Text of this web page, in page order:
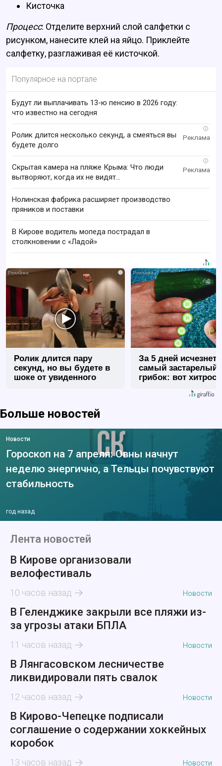
Кисточка
Процесс: Отделите верхний слой салфетки с
рисунком, нанесите клей на яйцо. Приклейте
салфетку, разглаживая её кисточкой.
Популярное на портале
Будут ли выплачивать 13-ю пенсию в 2026 году:
что известно на сегодня
i
Ролик длится несколько секунд, а смеяться вы
будете долго
i
Скрытая камера на пляже Крыма: Что люди
вытворяют, когда их не видят...
Нолинская фабрика расширяет производство
пряников и поставки
В Кирове водитель мопеда пострадал в
столкновении с «Ладой»
i
Ролик длится пару
секунд, но вы будете в
шоке от увиденного
За 5 дней исчезнет
самый застарелый
грибок: вот
Больше новостей
Новости
Гороскоп на 7 апреля: Овны начнут
неделю энергично, а Тельцы почувствуют
стабильность
год назад
Лента новостей
В Кирове организовали
велофестиваль
10 часов назад Новости
В Геленджике закрыли все пляжи из-
за угрозы атаки БПЛА
11 часов назад Новости
В Лянгасовском лесничестве
ликвидировали пять свалок
12 часов назад Новости
В Кирово-Чепецке подписали
соглашение о содержании хоккейных
коробок
13 часов назад Новости